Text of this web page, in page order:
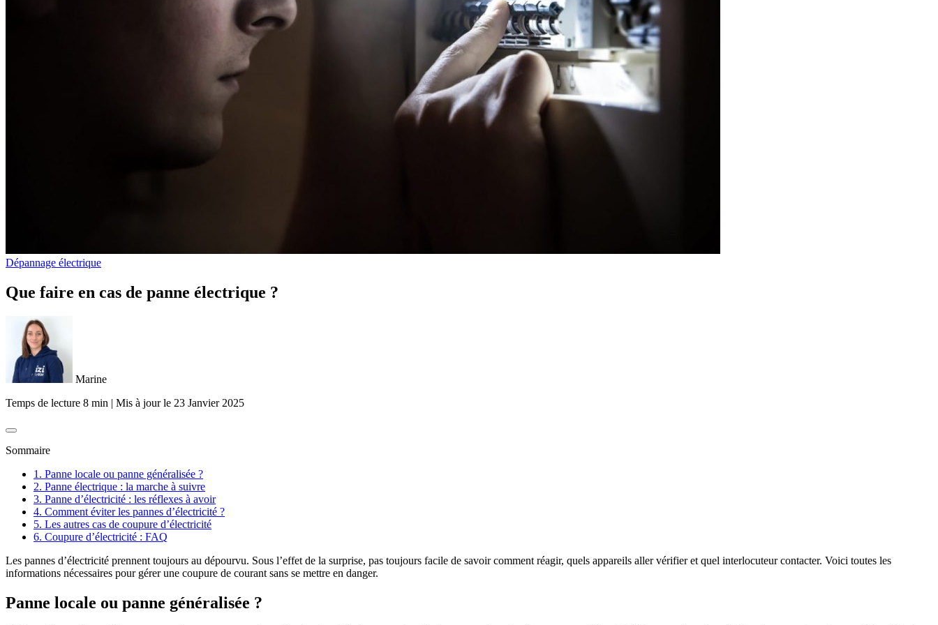
Dépannage électrique
Que faire en cas de panne électrique ?
Marine
Temps de lecture 8 min | Mis à jour le 23 Janvier 2025
Sommaire
1. Panne locale ou panne généralisée ?
2. Panne électrique : la marche à suivre
3. Panne d’électricité : les réflexes à avoir
4. Comment éviter les pannes d’électricité ?
5. Les autres cas de coupure d’électricité
6. Coupure d’électricité : FAQ
Les pannes d’électricité prennent toujours au dépourvu. Sous l’effet de la surprise, pas toujours facile de savoir comment réagir, quels appareils aller vérifier et quel interlocuteur contacter. Voici toutes les
informations nécessaires pour gérer une coupure de courant sans se mettre en danger.
Panne locale ou panne généralisée ?